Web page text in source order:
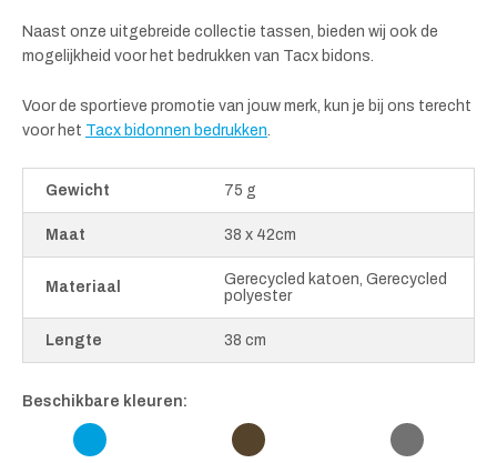
Naast onze uitgebreide collectie tassen, bieden wij ook de
mogelijkheid voor het bedrukken van Tacx bidons.
Voor de sportieve promotie van jouw merk, kun je bij ons terecht
voor het Tacx bidonnen bedrukken
Gewicht 75 g
Maat 38 x 42cm
Materiaal
Gerecycled katoen, Gerecycled
polyester
Lengte 38 cm
Beschikbare kleuren: